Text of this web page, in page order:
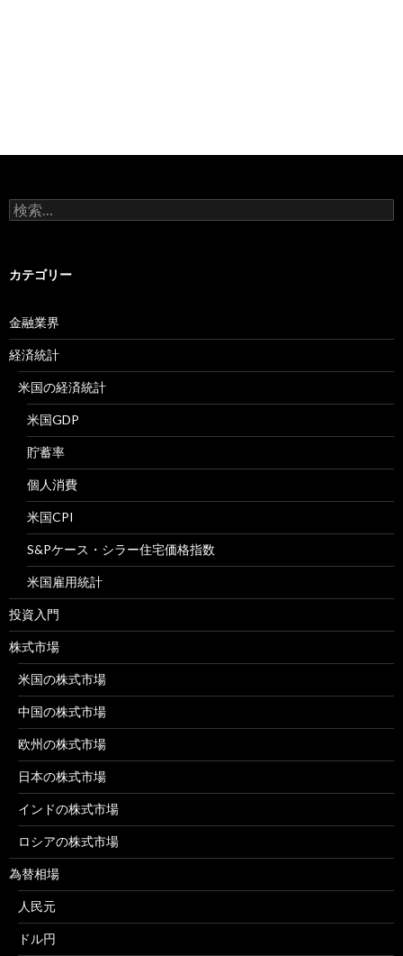
検
索:
カテゴリー
金融業界
経済統計
米国の経済統計
米国GDP
貯蓄率
個人消費
米国CPI
S&Pケース・シラー住宅価格指数
米国雇用統計
投資入門
株式市場
米国の株式市場
中国の株式市場
欧州の株式市場
日本の株式市場
インドの株式市場
ロシアの株式市場
為替相場
人民元
ドル円